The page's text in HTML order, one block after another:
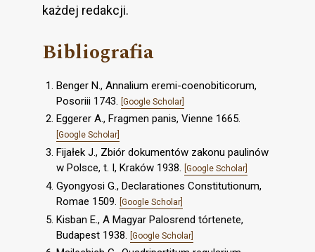
każdej redakcji.
Bibliografia
Benger N., Annalium eremi-coenobiticorum,
Posoriii 1743.
[Google Scholar]
Eggerer A., Fragmen panis, Vienne 1665.
[Google Scholar]
Fijałek J., Zbiór dokumentów zakonu paulinów
w Polsce, t. I, Kraków 1938. [Google Scholar]
Gyongyosi G., Declarationes Constitutionum,
Romae 1509. [Google Scholar]
Kisban E., A Magyar Palosrend tórtenete,
Budapest 1938.
[Google Scholar]